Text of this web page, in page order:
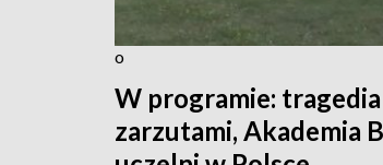
o
W programie:
zarzutami, Akademia